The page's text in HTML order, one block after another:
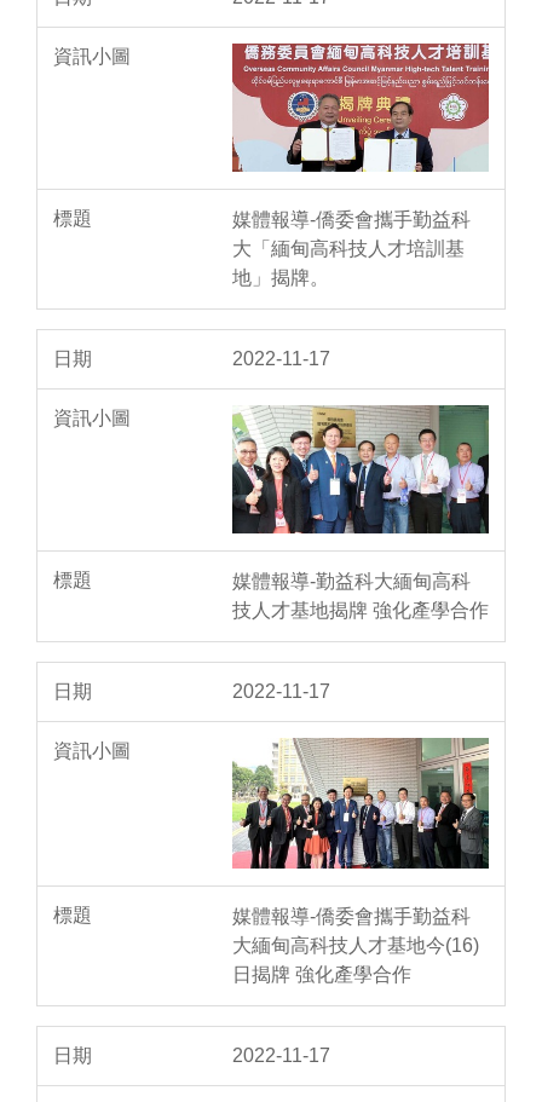
媒體報導-僑委會攜手勤益科
大「緬甸高科技人才培訓基
地」揭牌。
2022-11-17
媒體報導-勤益科大緬甸高科
技人才基地揭牌 強化產學合作
2022-11-17
媒體報導-僑委會攜手勤益科
大緬甸高科技人才基地今(16)
日揭牌 強化產學合作
2022-11-17